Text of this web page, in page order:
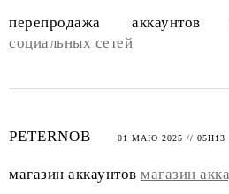
перепродажа
социальных сетей
PETERNOB 01 MAIO 2025 // 05H13
магазин аккаунтов магазин